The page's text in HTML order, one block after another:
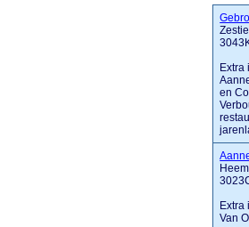
Extra
en
Extra
Van